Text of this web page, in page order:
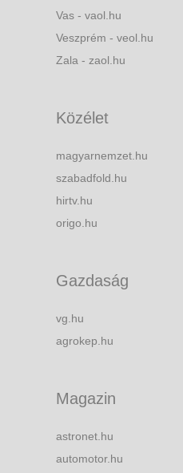
Vas - vaol.hu
Veszprém - veol.hu
Zala - zaol.hu
Közélet
magyarnemzet.hu
szabadfold.hu
hirtv.hu
origo.hu
Gazdaság
vg.hu
agrokep.hu
Magazin
astronet.hu
automotor.hu